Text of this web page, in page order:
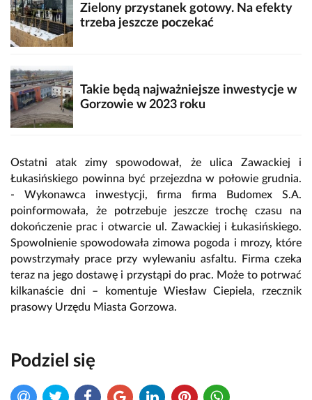
Zielony przystanek gotowy. Na efekty
trzeba jeszcze poczekać
Takie będą najważniejsze inwestycje w
Gorzowie w 2023 roku
Ostatni atak zimy spowodował, że ulica Zawackiej i
Łukasińskiego powinna być przejezdna w połowie grudnia.
- Wykonawca inwestycji, firma firma Budomex S.A.
poinformowała, że potrzebuje jeszcze trochę czasu na
dokończenie prac i otwarcie ul. Zawackiej i Łukasińskiego.
Spowolnienie spowodowała zimowa pogoda i mrozy, które
powstrzymały prace przy wylewaniu asfaltu. Firma czeka
teraz na jego dostawę i przystąpi do prac. Może to potrwać
kilkanaście dni – komentuje Wiesław Ciepiela, rzecznik
prasowy Urzędu Miasta Gorzowa.
Podziel się